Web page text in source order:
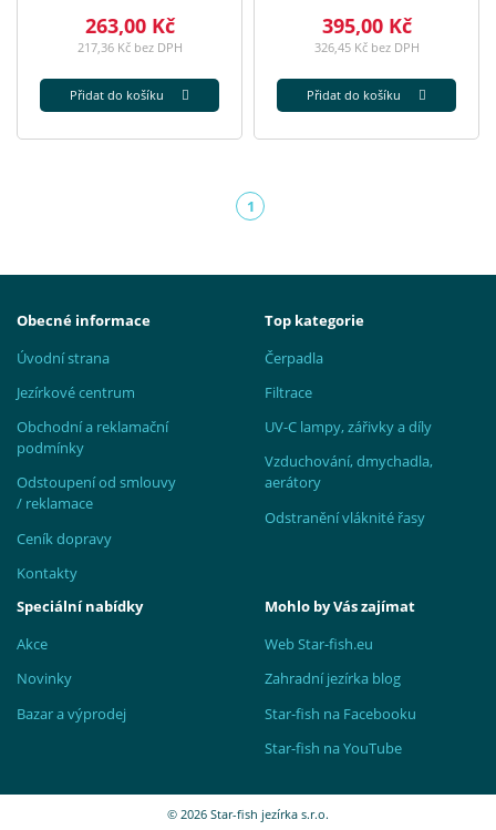
263,00 Kč
217,36 Kč bez DPH
Přidat do košíku
395,00 Kč
326,45 Kč bez DPH
Přidat do košíku
1(aktuální)
Obecné informace
Úvodní strana
Jezírkové centrum
Obchodní a reklamační
podmínky
Odstoupení od smlouvy
/ reklamace
Ceník dopravy
Kontakty
Top kategorie
Čerpadla
Filtrace
UV-C lampy, zářivky a díly
Vzduchování, dmychadla,
aerátory
Odstranění vláknité řasy
Speciální nabídky
Akce
Novinky
Bazar a výprodej
Mohlo by Vás zajímat
Web Star-fish.eu
Zahradní jezírka blog
Star-fish na Facebooku
Star-fish na YouTube
© 2026 Star-fish jezírka s.r.o.